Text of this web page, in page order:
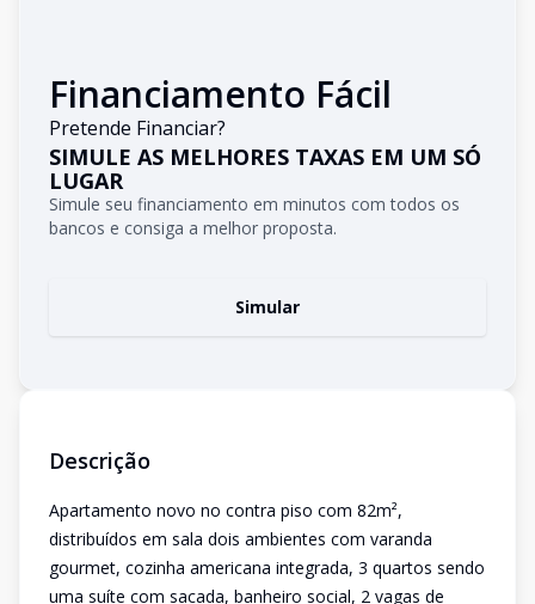
Financiamento Fácil
Pretende Financiar?
SIMULE AS MELHORES TAXAS EM UM SÓ
LUGAR
Simule seu financiamento em minutos com todos os
bancos e consiga a melhor proposta.
Simular
Descrição
Apartamento novo no contra piso com 82m²,
distribuídos em sala dois ambientes com varanda
gourmet, cozinha americana integrada, 3 quartos sendo
uma suíte com sacada, banheiro social, 2 vagas de